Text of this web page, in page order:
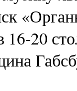
16-20